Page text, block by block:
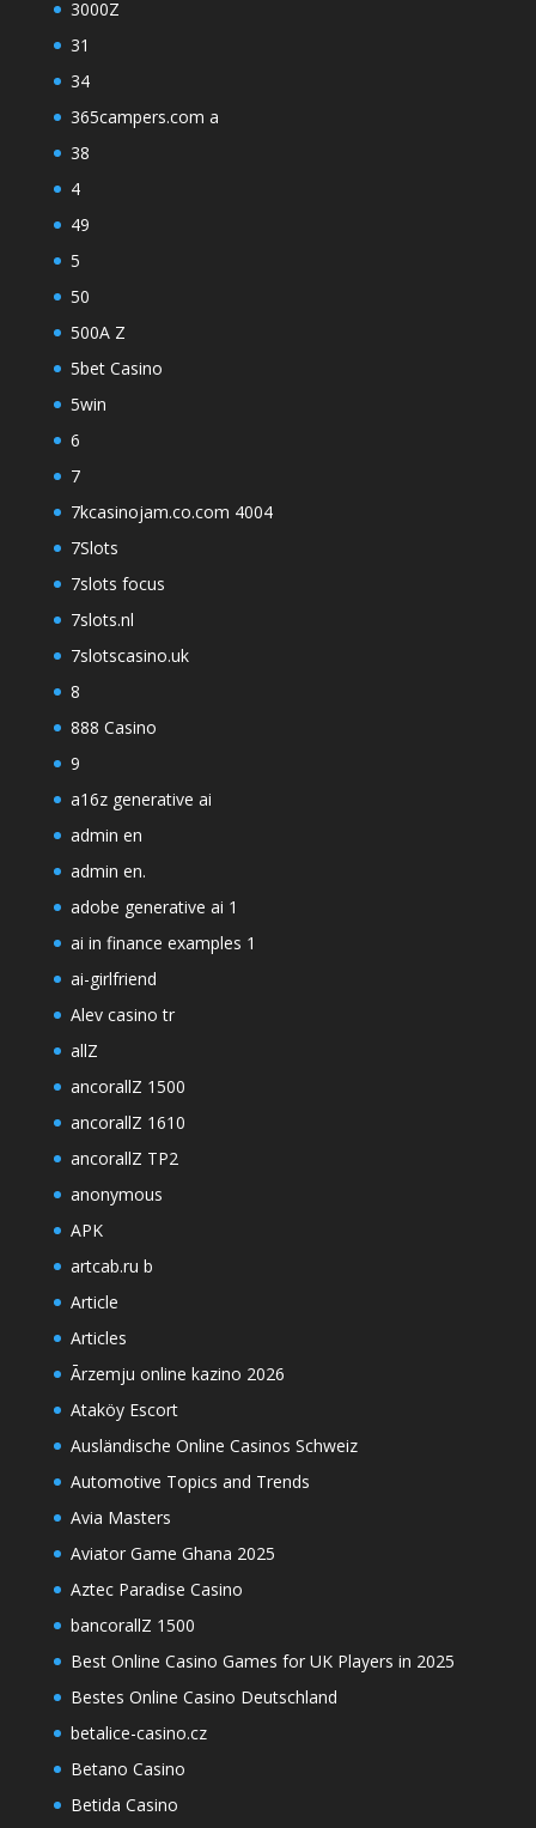
3000Z
31
34
365campers.com a
38
4
49
5
50
500A Z
5bet Casino
5win
6
7
7kcasinojam.co.com 4004
7Slots
7slots focus
7slots.nl
7slotscasino.uk
8
888 Casino
9
a16z generative ai
admin en
admin en.
adobe generative ai 1
ai in finance examples 1
ai-girlfriend
Alev casino tr
allZ
ancorallZ 1500
ancorallZ 1610
ancorallZ TP2
anonymous
APK
artcab.ru b
Article
Articles
Ārzemju online kazino 2026
Ataköy Escort
Ausländische Online Casinos Schweiz
Automotive Topics and Trends
Avia Masters
Aviator Game Ghana 2025
Aztec Paradise Casino
bancorallZ 1500
Best Online Casino Games for UK Players in 2025
Bestes Online Casino Deutschland
betalice-casino.cz
Betano Casino
Betida Casino